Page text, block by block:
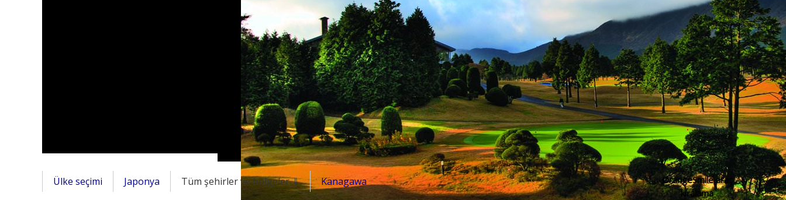
Ülke seçimi Japonya Tüm şehirler ve bölgeler ⇓ Kanagawa
OrangeSmile araç
kiralama